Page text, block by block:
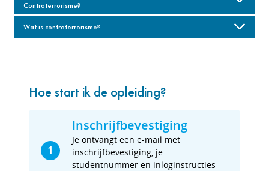
Contraterrorisme?
Wat is contraterrorisme?
Hoe start ik de opleiding?
1
Inschrijfbevestiging
Je ontvangt een e-mail met
inschrijfbevestiging, je
studentnummer en inloginstructies